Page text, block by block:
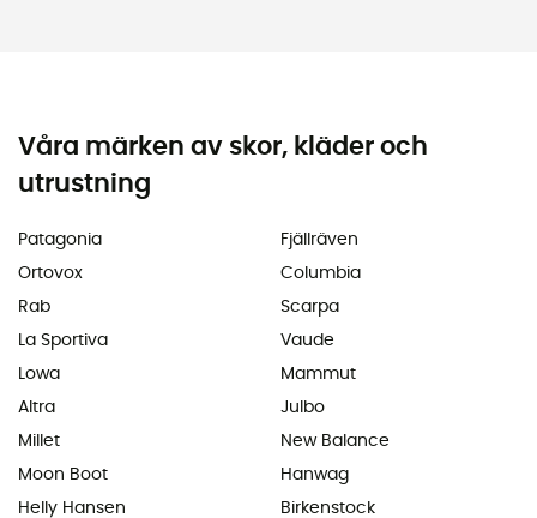
Våra märken av skor, kläder och
utrustning
Patagonia
Ortovox
Rab
La Sportiva
Lowa
Altra
Millet
Moon Boot
Helly Hansen
Fjällräven
Columbia
Scarpa
Vaude
Mammut
Julbo
New Balance
Hanwag
Birkenstock